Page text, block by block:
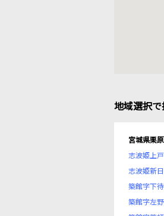
地域選択
宮城県栗
志波姫上
志波姫新
築館字下
築館字左